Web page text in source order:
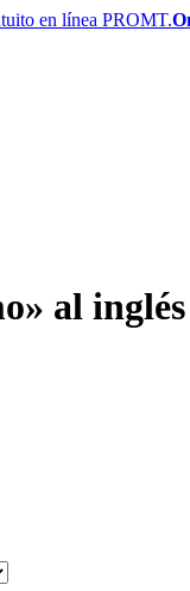
PROMT.
al inglés